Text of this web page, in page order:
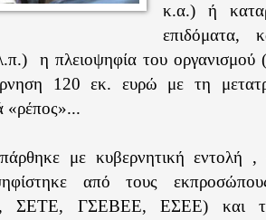
κ.α.) ή
επιδόματα,
η πλειοψηφία του
120 εκ. ευρώ με τη
«ρέπος»...
με κυβερνητική εντολή ,
από τους
ΣΕΤΕ, ΓΣΕΒΕΕ, ΕΣΕΕ) και